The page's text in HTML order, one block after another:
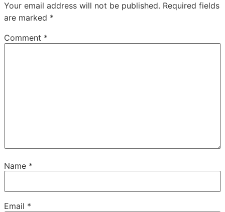
Your email address will not be published. Required fields
are marked *
Comment *
Name *
Email *